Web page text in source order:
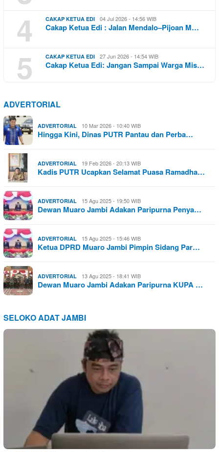
4 CAKAP KETUA EDI 04 Jul 2026 - 14:56 WIB
Cakap Ketua Edi : Jalan Mendalo–Pijoan M…
5 CAKAP KETUA EDI 27 Jun 2026 - 14:54 WIB
Cakap Ketua Edi: Jangan Sampai Warga Mis…
ADVERTORIAL
ADVERTORIAL 10 Mar 2026 - 10:40 WIB
Hingga Kini, Dinas PUTR Pantau dan Perba…
ADVERTORIAL 19 Feb 2026 - 20:13 WIB
Kadis PUTR Ucapkan Selamat Puasa Ramadha…
ADVERTORIAL 15 Agu 2025 - 19:50 WIB
Dewan Muaro Jambi Adakan Paripurna Penya…
ADVERTORIAL 15 Agu 2025 - 15:46 WIB
Ketua DPRD Muaro Jambi Pimpin Sidang Par…
ADVERTORIAL 13 Agu 2025 - 18:41 WIB
Dewan Muaro Jambi Adakan Paripurna KUPA …
SELOKO ADAT JAMBI